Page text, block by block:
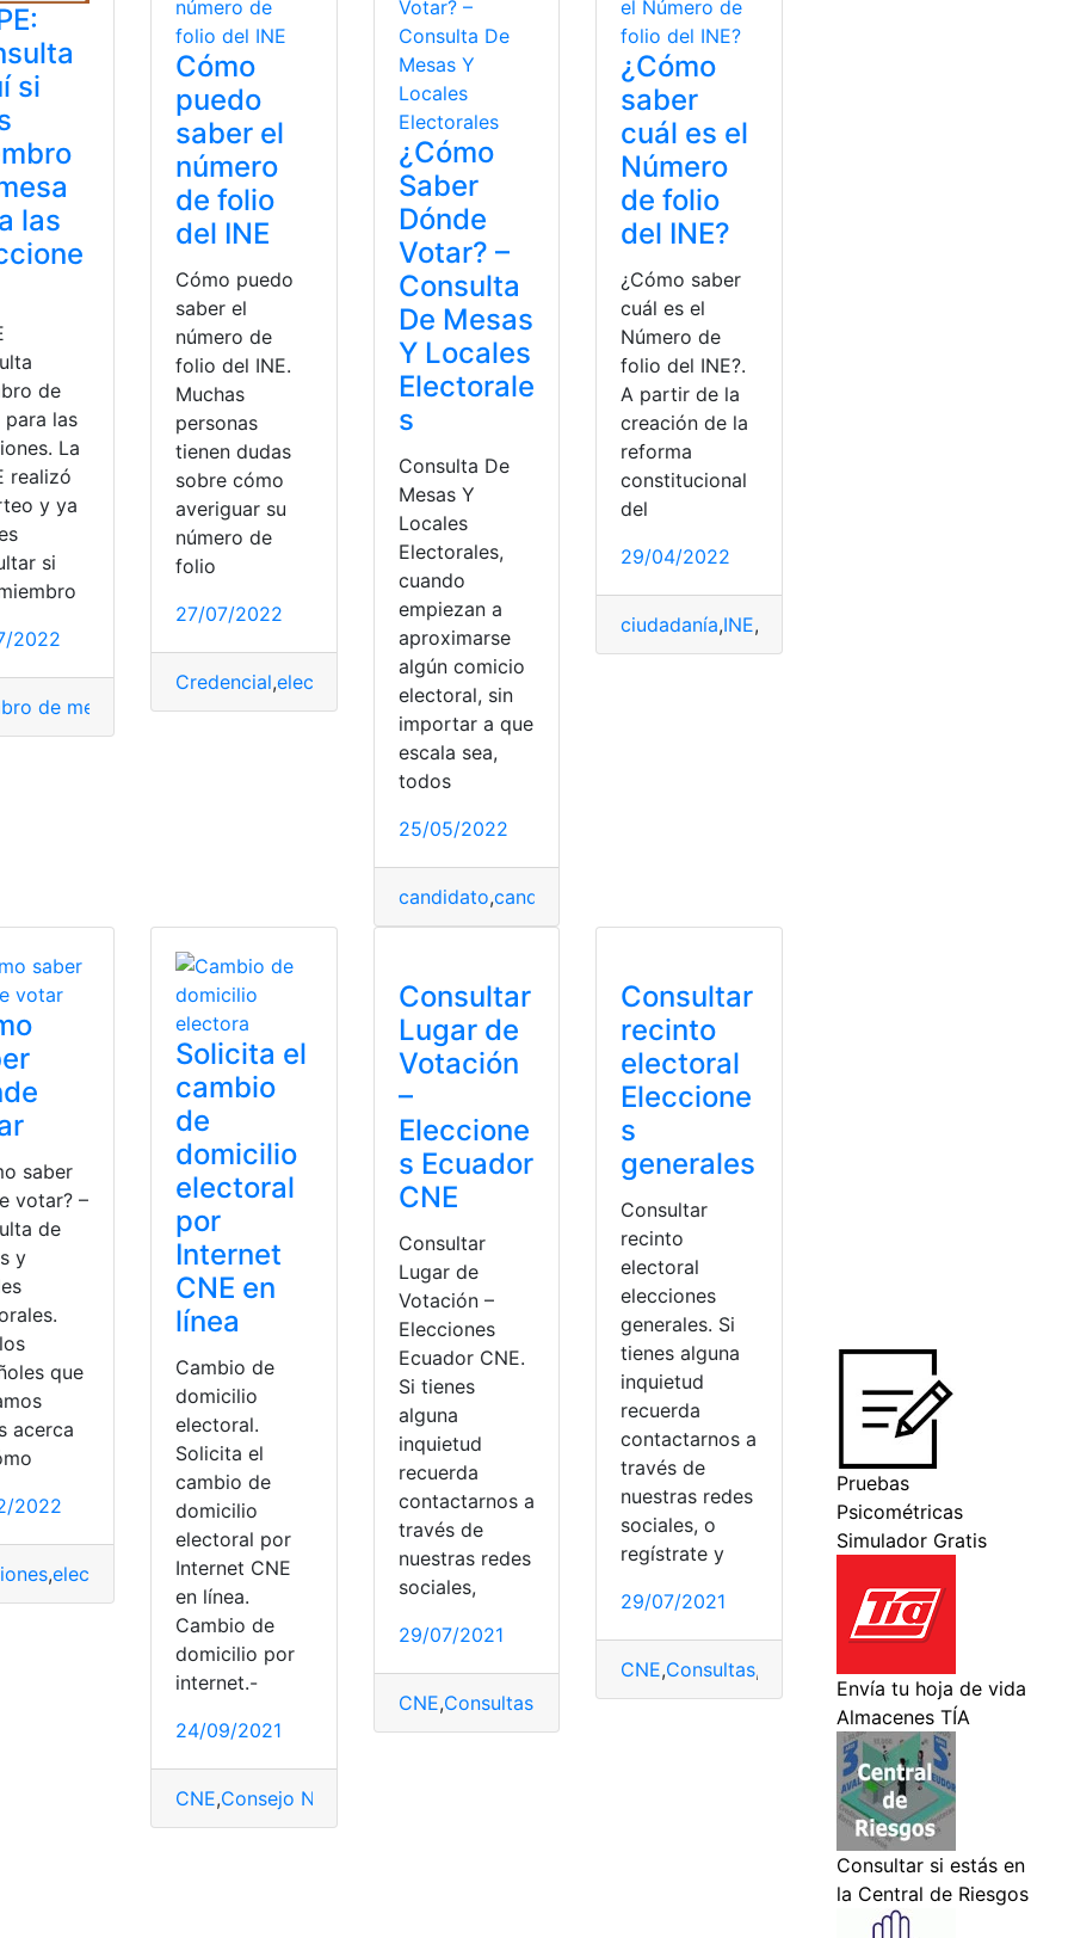
si
las
de
para las
La
realizó
y ya
si
2022
de mesa ONPE,Perú
Cómo
puedo
saber el
número
de folio
del INE
Cómo puedo
saber el
número de
folio del INE.
Muchas
personas
tienen dudas
sobre cómo
averiguar su
número de
folio
27/07/2022
Credencial,elecciones México,Número,
¿Cómo
Saber
Dónde
Votar? –
Consulta
De Mesas
Y Locales
Electorale
s
Consulta De
Mesas Y
Locales
Electorales,
cuando
empiezan a
aproximarse
algún comicio
electoral, sin
importar a que
escala sea,
todos
25/05/2022
candidato,candidatos
¿Cómo
saber
cuál es el
Número
de folio
del INE?
¿Cómo saber
cuál es el
Número de
folio del INE?.
A partir de la
creación de la
reforma
constitucional
del
29/04/2022
ciudadanía,INE,
Sistema Electoral
saber
votar? –
de
y
que
acerca
2022
,electoral España,mesas electorales voto electoral
Solicita el
cambio
de
domicilio
electoral
por
Internet
CNE en
línea
Cambio de
domicilio
electoral.
Solicita el
cambio de
domicilio
electoral por
Internet CNE
en línea.
Cambio de
domicilio por
internet.-
24/09/2021
CNE,Consejo Nacional Electoral recinto electoral,trámites,Trámites en
Consultar
Lugar de
Votación
–
Eleccione
s Ecuador
CNE
Consultar
Lugar de
Votación –
Elecciones
Ecuador CNE.
Si tienes
alguna
inquietud
recuerda
contactarnos a
través de
nuestras redes
sociales,
29/07/2021
CNE,Consultas, Ecuador,elecciones,Herramientas Ecuador,Lugar de
Consultar
recinto
electoral
Eleccione
s
generales
Consultar
recinto
electoral
elecciones
generales. Si
tienes alguna
inquietud
recuerda
contactarnos a
través de
nuestras redes
sociales, o
regístrate y
29/07/2021
CNE,Consultas, Domicilio electoral,Ecuador